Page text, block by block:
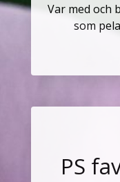
Var med och
som
PS